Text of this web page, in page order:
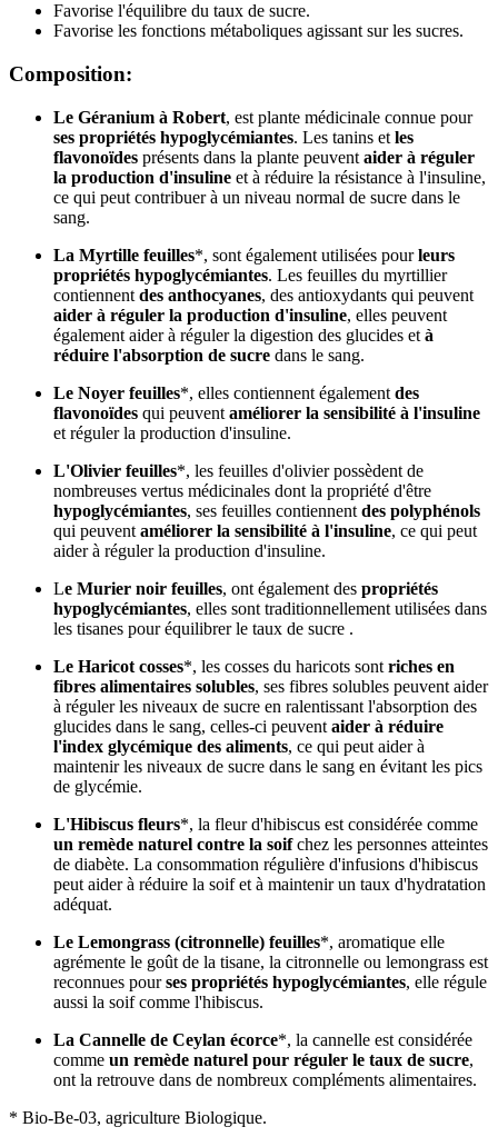
Favorise l'équilibre du taux de sucre.
Favorise les fonctions métaboliques agissant sur les sucres.
Composition:
Le Géranium à Robert, est plante médicinale connue pour
ses propriétés hypoglycémiantes. Les tanins et les
flavonoïdes présents dans la plante peuvent aider à réguler
la production d'insuline et à réduire la résistance à l'insuline,
ce qui peut contribuer à un niveau normal de sucre dans le
sang.
La Myrtille feuilles*, sont également utilisées pourleurs
propriétés hypoglycémiantes. Les feuilles du myrtillier
contiennent des anthocyanes, des antioxydants qui peuvent
aider à réguler la production d'insuline, elles peuvent
également aider à réguler la digestion des glucides et à
réduire l'absorption de sucre dans le sang.
Le Noyer feuilles*, elles contiennent également des
flavonoïdes qui peuvent améliorer la sensibilité à l'insuline
et réguler la production d'insuline.
L'Olivier feuilles*, les feuilles d'olivier possèdent de
nombreuses vertus médicinales dont la propriété d'être
hypoglycémiantes, ses feuilles contiennent des polyphénols
qui peuvent améliorer la sensibilité à l'insuline, ce qui peut
aider à réguler la production d'insuline.
Le Murier noir feuilles, ont également des propriétés
hypoglycémiantes, elles sont traditionnellement utilisées dans
les tisanes pour équilibrer le taux de sucre .
Le Haricot cosses*, les cosses du haricots sont riches en
fibres alimentaires solubles, ses fibres solubles peuvent aider
à réguler les niveaux de sucre en ralentissant l'absorption des
glucides dans le sang, celles-ci peuvent aider à réduire
l'index glycémique des aliments, ce qui peut aider à
maintenir les niveaux de sucre dans le sang en évitant les pics
de glycémie.
L'Hibiscus fleurs*, la fleur d'hibiscus est considérée comme
un remède naturel contre la soifchez les personnes atteintes
de diabète. La consommation régulière d'infusions d'hibiscus
peut aider à réduire la soif et à maintenir un taux d'hydratation
adéquat.
Le Lemongrass (citronnelle) feuilles*, aromatique elle
agrémente le goût de la tisane, la citronnelle ou lemongrass est
reconnues pourses propriétés hypoglycémiantes, elle régule
aussi la soif comme l'hibiscus.
La Cannelle de Ceylan écorce*, la cannelle est considérée
comme un remède naturel pour réguler le taux de sucre,
ont la retrouve dans de nombreux compléments alimentaires.
* Bio-Be-03, agriculture Biologique.